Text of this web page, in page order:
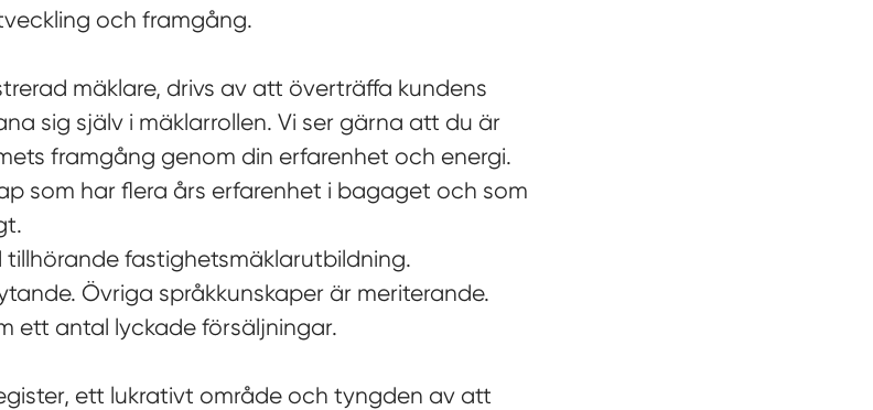
och framgång.
mäklare, drivs av att överträffa kundens
sig själv i mäklarrollen. Vi ser gärna att du är
framgång genom din erfarenhet och energi.
som har flera års erfarenhet i bagaget och som
tillhörande fastighetsmäklarutbildning.
Övriga språkkunskaper är meriterande.
ett antal lyckade försäljningar.
ett lukrativt område och tyngden av att